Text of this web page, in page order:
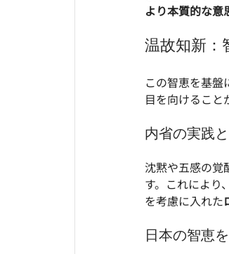
より本質的な意
温故知新：
この智恵を基
目を向けること
内省の実践
沈黙や五感の覚
す。これにより
を考慮に入れた
日本の智恵